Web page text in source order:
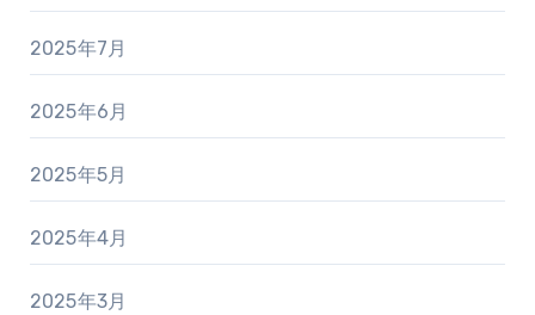
2025年7月
2025年6月
2025年5月
2025年4月
2025年3月